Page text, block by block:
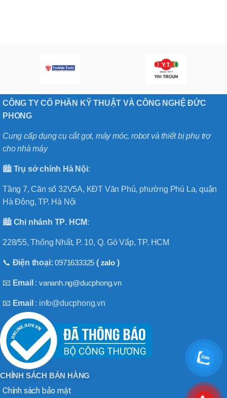
CÔNG TY CỔ PHẦN KỸ THUẬT VÀ CÔNG NGHỆ ĐỨC
PHONG
Cung cấp dụng cụ cắt gọt, máy móc, robot và thiết bị phụ trợ
cho nhà máy
🏙️ Trụ sở chính Hà Nội:
Tầng 7, Căn số 32V5A, KĐT Văn Phú, phường Phú La, quận
Hà Đông, TP. Hà Nội
🏙️ Chi nhánh TP. HCM:
228/55, Thống Nhất, P. 10, Q. Gò Vấp, TP. HCM
📞 Điện thoại:0971633325 ( zalo)
📧 Email :vananh.ng@ducphong.vn
📧 Email : info@ducphong.vn
CHÍNH SÁCH BÁN HÀNG
Chính sách bảo mật